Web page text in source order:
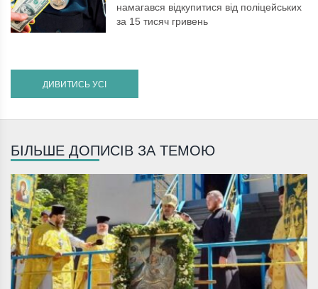
намагався відкупитися від поліцейських
за 15 тисяч гривень
ДИВИТИСЬ УСІ
БІЛЬШЕ ДОПИСІВ ЗА ТЕМОЮ